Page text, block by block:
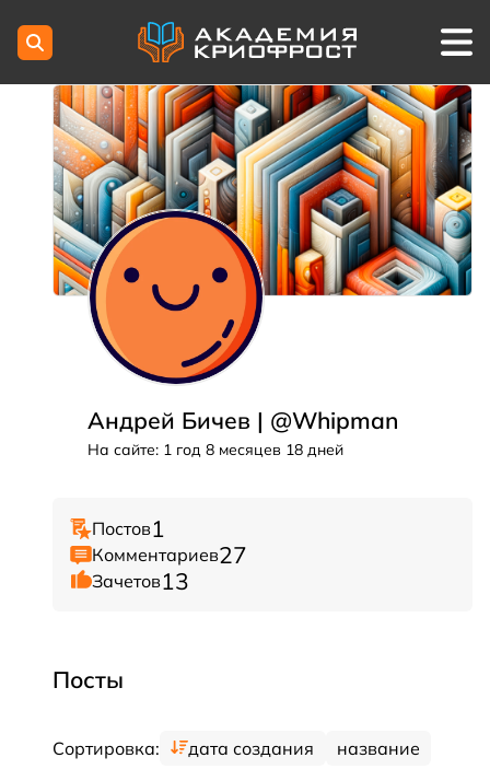
Андрей Бичев | @Whipman
На сайте: 1 год 8 месяцев 18 дней
Постов1
Комментариев27
Зачетов13
Посты
Сортировка: дата создания название